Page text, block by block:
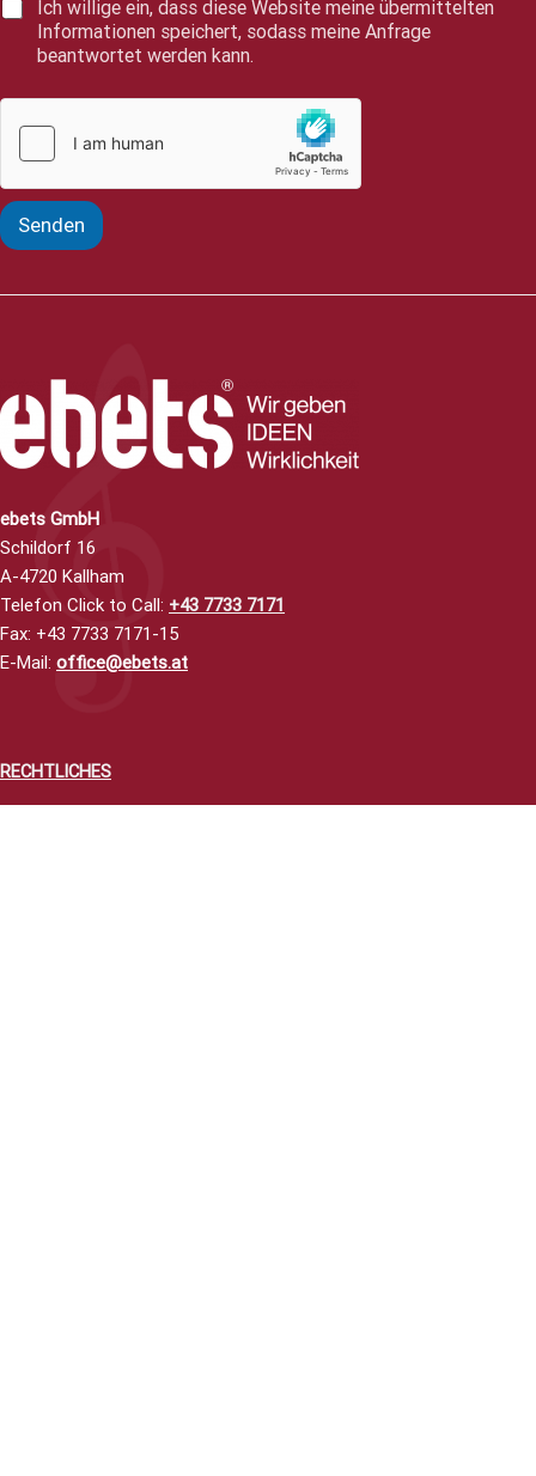
Ich willige ein, dass diese Website meine übermittelten
Informationen speichert, sodass meine Anfrage
beantwortet werden kann.
Senden
ebets GmbH
Schildorf 16
A-4720 Kallham
Telefon Click to Call: +43 7733 7171
Fax: +43 7733 7171-15
E-Mail: office@ebets.at
RECHTLICHES